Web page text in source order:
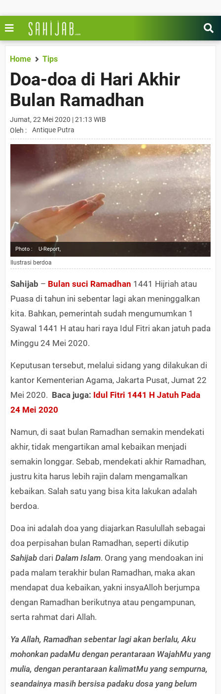
Home Tips
Doa-doa di Hari Akhir
Bulan Ramadhan
Jumat, 22 Mei 2020 | 21:13 WIB
Oleh :
Antique Putra
Photo : U-Report,
Ilustrasi berdoa
Sahijab – Bulan suci Ramadhan 1441 Hijriah atau
Puasa di tahun ini sebentar lagi akan meninggalkan
kita. Bahkan, pemerintah sudah mengumumkan 1
Syawal 1441 H atau hari raya Idul Fitri akan jatuh pada
Minggu 24 Mei 2020.
Keputusan tersebut, melalui sidang yang dilakukan di
kantor Kementerian Agama, Jakarta Pusat, Jumat 22
Mei 2020. ​ Baca juga: Idul Fitri 1441 H Jatuh Pada
24 Mei 2020​
Namun, di saat bulan Ramadhan semakin mendekati
akhir, tidak mengartikan amal kebaikan menjadi
semakin longgar. Sebab, mendekati akhir Ramadhan,
justru kita harus lebih rajin dalam mengamalkan
kebaikan. Salah satu yang bisa kita lakukan adalah
berdoa.
Doa ini adalah doa yang diajarkan Rasulullah sebagai
doa perpisahan bulan Ramadhan, seperti dikutip
Sahijab dari Dalam Islam. Orang yang mendoakan ini
pada malam terakhir bulan Ramadhan, maka akan
mendapat dua kebaikan, yakni insyaAlloh berjumpa
dengan Ramadhan berikutnya atau pengampunan,
serta rahmat dari Allah.
Ya Allah, Ramadhan sebentar lagi akan berlalu, Aku
mohonkan padaMu dengan perantaraan WajahMu yang
mulia, dengan perantaraan kalimatMu yang sempurna,
seandainya masih bersisa padaku dosa yang belum